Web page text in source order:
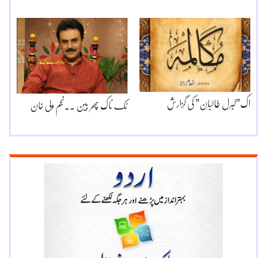
ٹک ٹاک پھر بین ۔۔نجم ولی خان اک”لبرل طالبان” کی گزارش